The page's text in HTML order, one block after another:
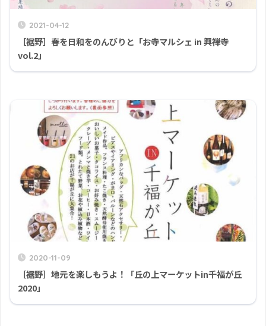
2021-04-12
［裾野］春を日和をのんびりと「お寺マルシェ in 興禅寺
vol.2」
2020-11-09
［裾野］地元を楽しもうよ！「丘の上マーケットin千福が丘
2020」